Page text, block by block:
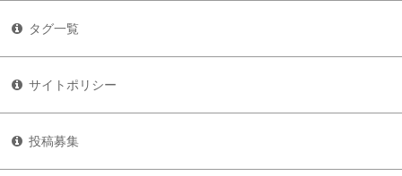
タグ一覧
サイトポリシー
投稿募集